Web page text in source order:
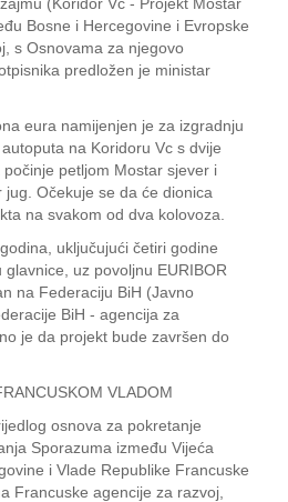
Bosne i Hercegovine i Evropske
s Osnovama za njegovo
predložen je ministar
eura namijenjen je za izgradnju
na Koridoru Vc s dvije
petljom Mostar sjever i
Očekuje se da će dionica
na svakom od dva kolovoza.
uključujući četiri godine
uz povoljnu EURIBOR
na Federaciju BiH (Javno
BiH - agencija za
je da projekt bude završen do
VLADOM
osnova za pokretanje
Sporazuma između Vijeća
i Vlade Republike Francuske
Francuske agencije za razvoj,